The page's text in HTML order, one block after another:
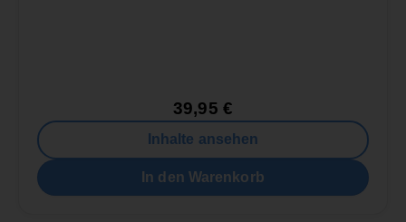
39,95 €
Inhalte ansehen
In den Warenkorb